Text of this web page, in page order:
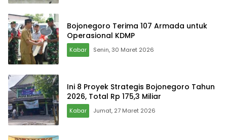
Bojonegoro Terima 107 Armada untuk
Operasional KDMP
Kabar Senin, 30 Maret 2026
Ini 8 Proyek Strategis Bojonegoro Tahun
2026, Total Rp 175,3 Miliar
Kabar Jumat, 27 Maret 2026